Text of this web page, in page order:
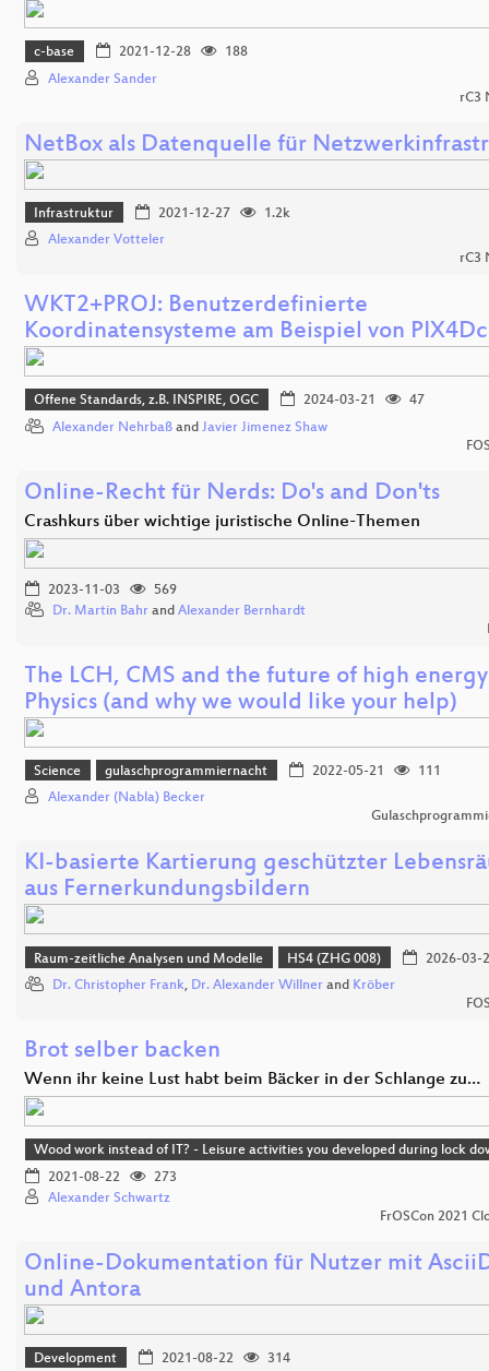
c-base 2021-12-28
188
Alexander Sander
rC3
NetBox als Datenquelle für
Infrastruktur 2021-12-27
1.2k
Alexander Votteler
rC3
WKT2+PROJ: Benutzerdefinierte
Koordinatensysteme am Beispiel von
Offene Standards, z.B. INSPIRE, OGC 2024-03-21
47
Alexander Nehrbaß and Javier Jimenez Shaw
Online-Recht für Nerds: Do's and Don'ts
Crashkurs über wichtige juristische Online-Themen
2023-11-03
569
Dr. Martin Bahr and Alexander Bernhardt
The LCH, CMS and the future of high energy
Physics (and why we would like your help)
Science gulaschprogrammiernacht 2022-05-21
111
Alexander (Nabla) Becker
KI-basierte Kartierung geschützter
aus Fernerkundungsbildern
Raum-zeitliche Analysen und Modelle HS4 (ZHG 008)
2026-03-
Dr. Christopher Frank, Dr. Alexander Willner and Kröber
Brot selber backen
Wenn ihr keine Lust habt beim Bäcker in der Schlange zu…
Wood work instead of IT? - Leisure activities you developed during lock
2021-08-22
273
Alexander Schwartz
FrOSCon 2021
Online-Dokumentation für Nutzer mit
und Antora
Development 2021-08-22 314